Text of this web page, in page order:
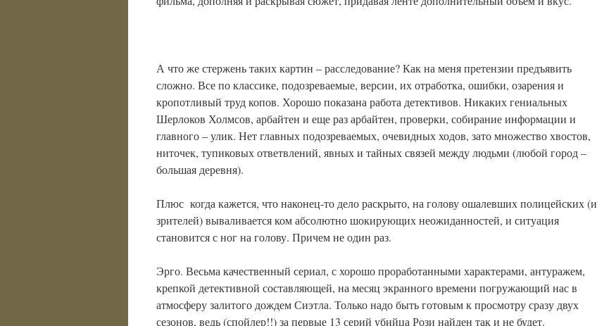
А что же стержень таких картин – расследование? Как на меня претензии предъявить
сложно. Все по классике, подозреваемые, версии, их отработка, ошибки, озарения и
кропотливый труд копов. Хорошо показана работа детективов. Никаких гениальных
Шерлоков Холмсов, арбайтен и еще раз арбайтен, проверки, собирание информации и
главного – улик. Нет главных подозреваемых, очевидных ходов, зато множество хвостов,
ниточек, тупиковых ответвлений, явных и тайных связей между людьми (любой город –
большая деревня).
Плюс когда кажется, что наконец-то дело раскрыто, на голову ошалевших полицейских (и
зрителей) вываливается ком абсолютно шокирующих неожиданностей, и ситуация
становится с ног на голову. Причем не один раз.
Эрго. Весьма качественный сериал, с хорошо проработанными характерами, антуражем,
крепкой детективной составляющей, на месяц экранного времени погружающий нас в
атмосферу залитого дождем Сиэтла. Только надо быть готовым к просмотру сразу двух
сезонов, ведь (спойлер!!) за первые 13 серий убийца Рози найден так и не будет.